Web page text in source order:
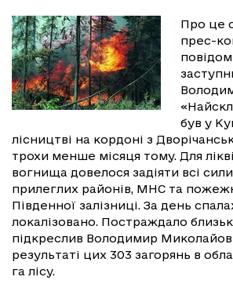
Про це
прес-
був у
лісництві на кордоні з
трохи менше місяця тому. Для
вогнища довелося задіяти всі
прилеглих районів, МНС та
Південної залізниці. За день
локалізовано. Постраждало
підкреслив Володимир
результаті цих 303 загорянь в
га лісу.